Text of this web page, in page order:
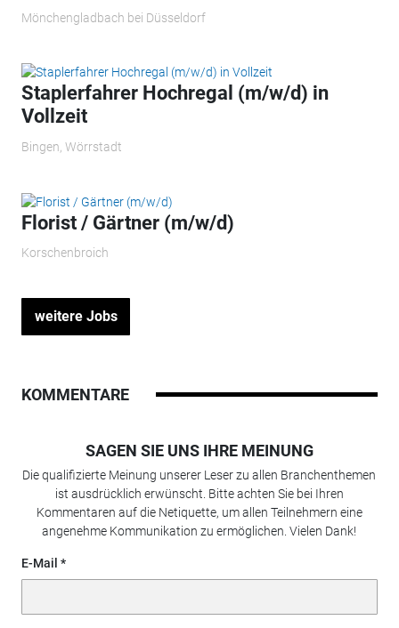
Mönchengladbach bei Düsseldorf
Staplerfahrer Hochregal (m/w/d) in
Vollzeit
Bingen, Wörrstadt
Florist / Gärtner (m/w/d)
Korschenbroich
weitere Jobs
KOMMENTARE
SAGEN SIE UNS IHRE MEINUNG
Die qualifizierte Meinung unserer Leser zu allen Branchenthemen
ist ausdrücklich erwünscht. Bitte achten Sie bei Ihren
Kommentaren auf die Netiquette, um allen Teilnehmern eine
angenehme Kommunikation zu ermöglichen. Vielen Dank!
E-Mail